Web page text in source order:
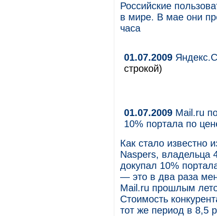
Российские
в мире. В мае они
часа
01.07.2009
строкой)
01.07.2009 Mail.ru
10% портала по
Как стало известно
Naspers, владельца
докупал 10%
— это в два раза
Mail.ru прошлым
Стоимость
тот же период в 8,5